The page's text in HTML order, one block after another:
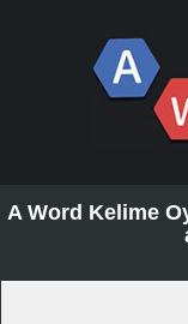
A Word Kelime